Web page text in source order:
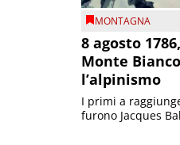
MONTAGNA
8 agosto
Monte
l’alpinismo
I primi a
furono Jacques